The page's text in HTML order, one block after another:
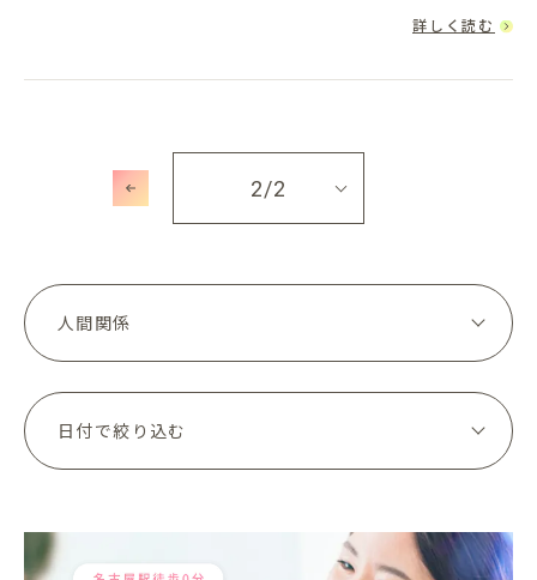
感じてしまうことがあります。では、どのような言葉をかける
詳しく読む
2/2